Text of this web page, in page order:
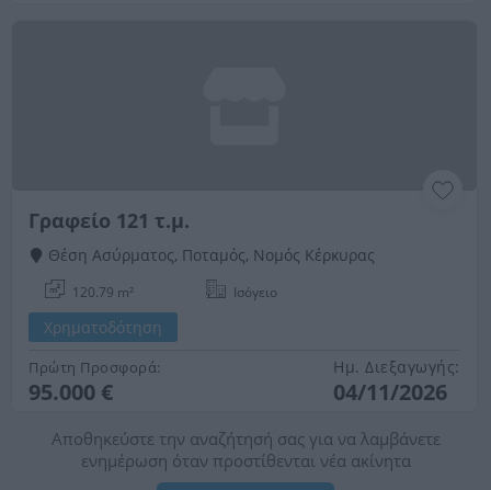
Γραφείο 121 τ.μ.
Θέση Ασύρματος, Ποταμός, Νομός Κέρκυρας
120.79 m² Ισόγειο
Χρηματοδότηση
Πρώτη Προσφορά:
95.000 €
Ημ. Διεξαγωγής:
04/11/2026
Αποθηκεύστε την αναζήτησή σας για να λαμβάνετε
ενημέρωση όταν προστίθενται νέα ακίνητα